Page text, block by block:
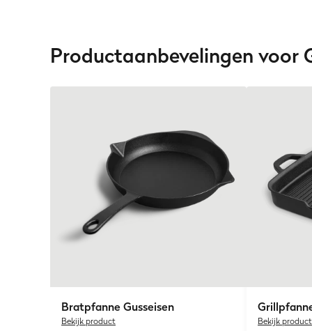
Productaanbevelingen voor
Bratpfanne Gusseisen
Bekijk product Bekijk product